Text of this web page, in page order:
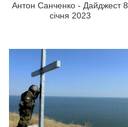
Антон Санченко - Дайджест 8
січня 2023